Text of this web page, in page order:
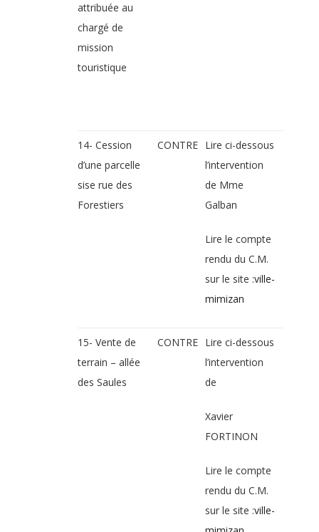
attribuée au
chargé de
mission
touristique
14- Cession
d’une parcelle
sise rue des
Forestiers
CONTRE Lire ci-dessous
l’intervention
de Mme
Galban
Lire le compte
rendu du C.M.
sur le site :ville-
mimizan
15- Vente de
terrain – allée
des Saules
CONTRE Lire ci-dessous
l’intervention
de
Xavier
FORTINON
Lire le compte
rendu du C.M.
sur le site :ville-